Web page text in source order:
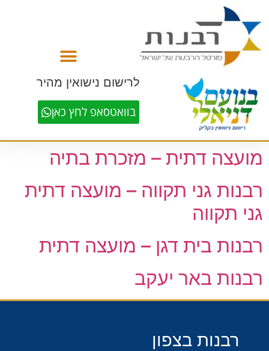
לרישום נישואין מהיר
בוואטסאפ לחץ כאן
מועצה דתית – מזכרת בתיה
רבנות גני תקווה – מועצה דתית
גני תקווה
רבנות בית דגן – מועצה דתית
רבנות באר יעקב
רבנות בצפון